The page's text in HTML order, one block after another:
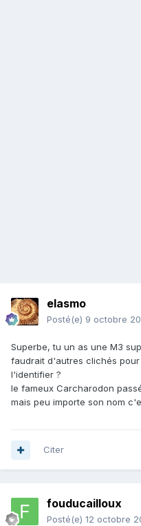
elasmo
Posté(e) 9 octobre
Superbe, tu un as une M3
faudrait d'autres clichés
l'identifier ?
le fameux Carcharodon
mais peu importe son nom
Citer
fouducailloux
Posté(e) 12 octobre